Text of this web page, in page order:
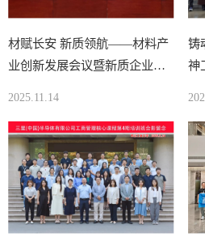
‌材赋长安 新质领航——材料产
业创新发展会议暨新质企业家
2025.11.14
铸
神